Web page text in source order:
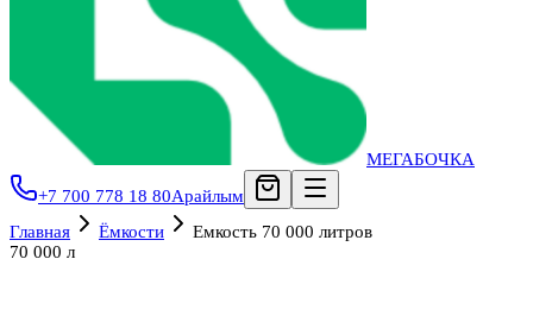
МЕГАБОЧКА
+7 700 778 18 80Арайлым
Главная
Ёмкости
Емкость 70 000 литров
70 000 л